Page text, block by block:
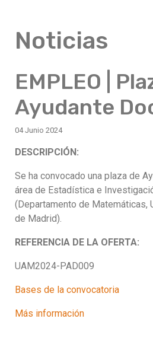
Noticias
EMPLEO |
Ayudante
04 Junio 2024
DESCRIPCIÓN:
Se ha convocado una plaza de
área de Estadística e
(Departamento de Matemáticas,
de Madrid).
REFERENCIA DE LA OFERTA:
UAM2024-PAD009
Bases de la convocatoria
Más información